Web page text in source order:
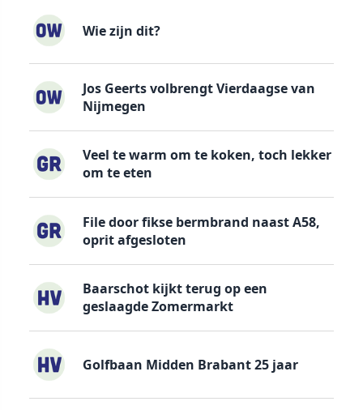
Wie zijn dit?
Jos Geerts volbrengt Vierdaagse van
Nijmegen
Veel te warm om te koken, toch lekker
om te eten
File door fikse bermbrand naast A58,
oprit afgesloten
Baarschot kijkt terug op een
geslaagde Zomermarkt
Golfbaan Midden Brabant 25 jaar